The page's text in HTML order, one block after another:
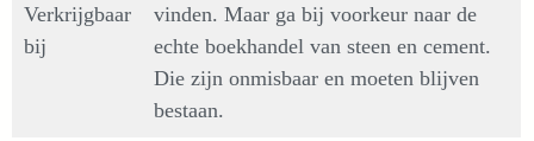
Verkrijgbaar
bij
vinden. Maar ga bij voorkeur naar de
echte boekhandel van steen en cement.
Die zijn onmisbaar en moeten blijven
bestaan.